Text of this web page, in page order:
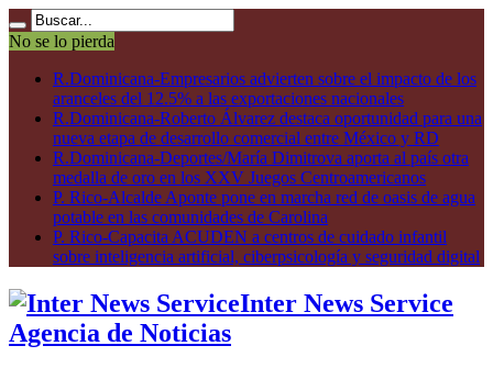
No se lo pierda
R.Dominicana-Empresarios advierten sobre el impacto de los
aranceles del 12.5% a las exportaciones nacionales
R.Dominicana-Roberto Álvarez destaca oportunidad para una
nueva etapa de desarrollo comercial entre México y RD
R.Dominicana-Deportes/María Dimitrova aporta al país otra
medalla de oro en los XXV Juegos Centroamericanos
P. Rico-Alcalde Aponte pone en marcha red de oasis de agua
potable en las comunidades de Carolina
P. Rico-Capacita ACUDEN a centros de cuidado infantil
sobre inteligencia artificial, ciberpsicología y seguridad digital
Inter News Service
Agencia de Noticias